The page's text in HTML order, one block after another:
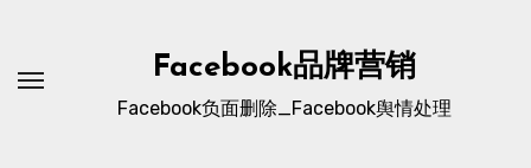
content
Facebook品牌营销
Facebook负面删除_Facebook舆情处理